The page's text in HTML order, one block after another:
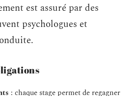
est assuré par des
psychologues et
: chaque stage permet de regagner